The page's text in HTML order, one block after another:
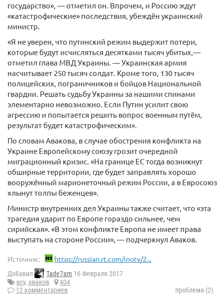
государство», — отметил он. Впрочем, и Россию ждут
«катастрофические» последствия, убеждён украинский
министр.
«Я не уверен, что путинский режим выдержит потери,
которые будут исчисляться десятками тысяч убитых,—
отметил глава МВД Украины. — Украинская армия
насчитывает 250 тысяч солдат. Кроме того, 130 тысяч
полицейских, пограничников и бойцов Национальной
гвардии. Решать судьбу Украины за нашими спинами
элементарно невозможно. Если Путин усилит свою
агрессию и попытается решить вопрос военным путём,
результат будет катастрофическим».
По словам Авакова, в случае обострения конфликта на
Украине Европейскому союзу грозит очередной
миграционный кризис. «На границе ЕС тогда возникнут
обширные территории, где будет заправлять хорошо
вооружённый марионеточный режим России, а в Евросоюз
хлынут толпы беженцев».
Министр внутренних дел Украины также считает, что «эта
трагедия ударит по Европе гораздо сильнее, чем
сирийская». «В этом конфликте Европа не имеет права
выступать на стороне России», — подчеркнул Аваков.
Источник: https://russian.rt.com/inotv/2...
Добавил Tade7am 16 Февраля 2017
всу, аваков
404
12 комментариев
проблема (2)